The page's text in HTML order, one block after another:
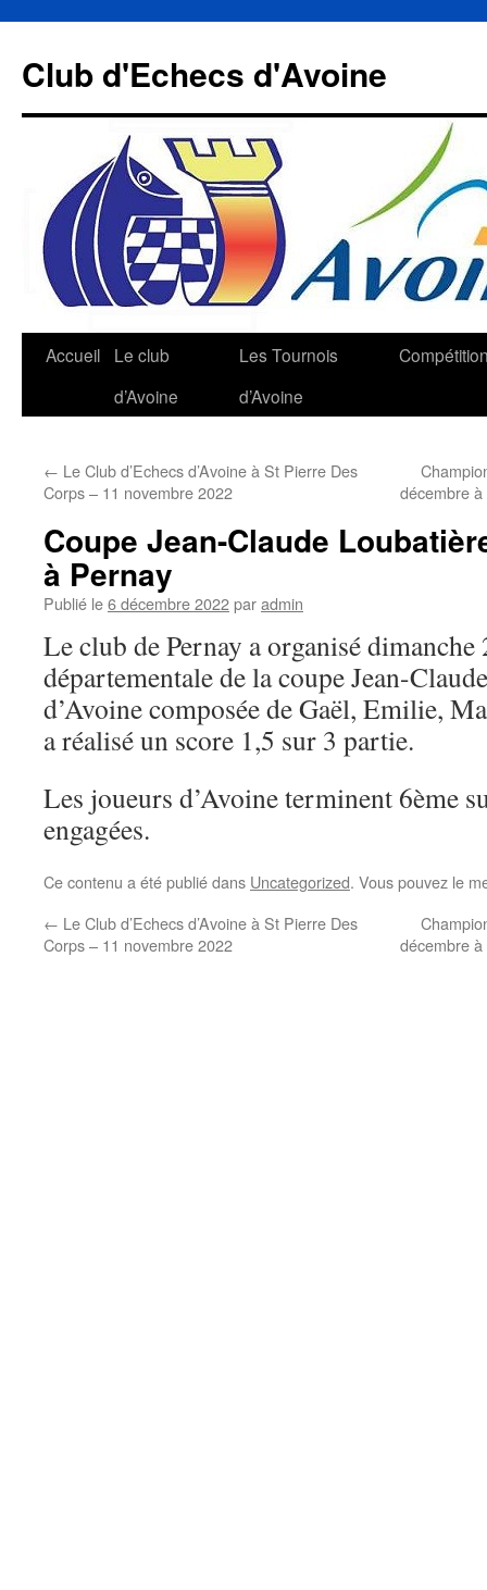
contenu
Club d'Echecs d'Avoine
Accueil
Le club
d’Avoine
Les Tournois
d’Avoine
← Le Club d’Echecs d’Avoine à St Pierre Des
Corps – 11 novembre 2022
décembre
Coupe Jean-Claude
à Pernay
Publié le6 décembre 2022paradmin
Le club de Pernay a organisé dimanche
départementale de la coupe Jean-
d’Avoine composée de Gaël, Emilie,
a réalisé un score 1,5 sur 3 partie.
Les joueurs d’Avoine terminent 6ème
engagées.
Ce contenu a été publié dans Uncategorized. Vous pouvez le
← Le Club d’Echecs d’Avoine à St Pierre Des
Corps – 11 novembre 2022
décembre